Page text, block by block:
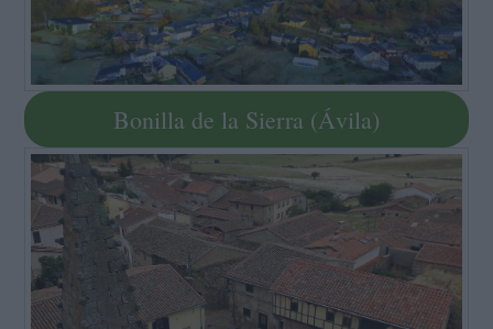
Bonilla de la Sierra (Ávila)